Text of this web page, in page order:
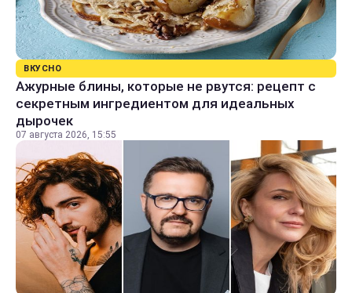
ВКУСНО
Ажурные блины, которые не рвутся: рецепт с
секретным ингредиентом для идеальных
дырочек
07 августа 2026, 15:55